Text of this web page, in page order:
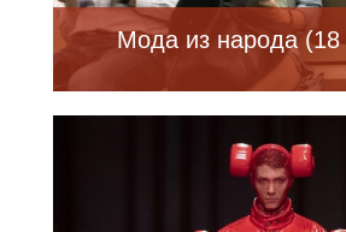
Мода из народа